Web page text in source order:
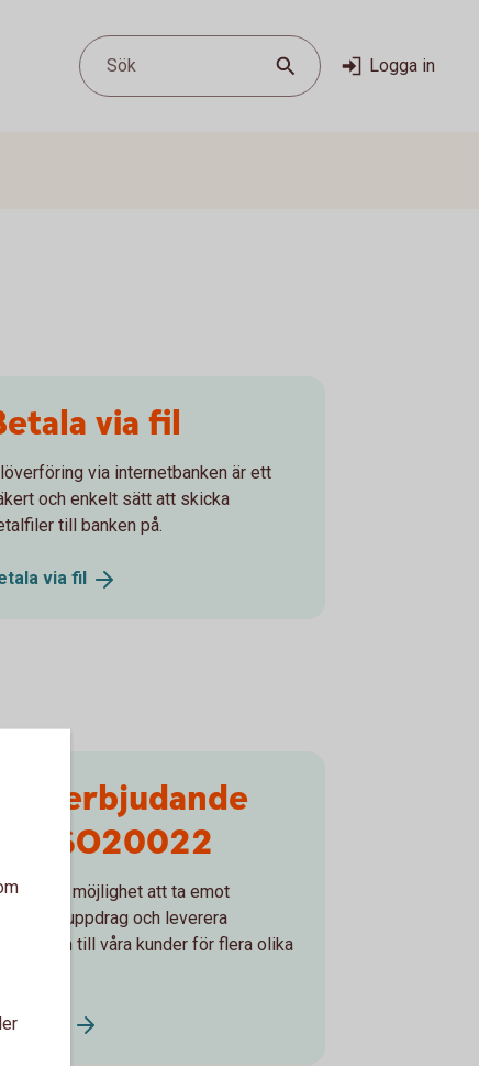
Sök Logga in
via fil
via internetbanken är ett
och enkelt sätt att skicka
till banken på.
via fil
Vårt erbjudande
för ISO20022
erbjuder möjlighet att ta emot
och leverera
till våra kunder för flera olika